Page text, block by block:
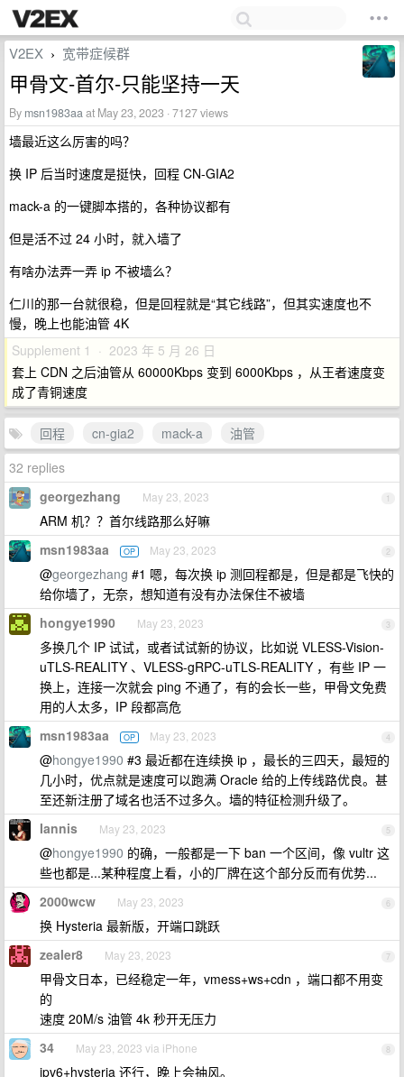
V2EX › 宽带症候群
甲骨文-首尔-只能坚持一天
By msn1983aaat May 23, 2023 · 7127 views
墙最近这么厉害的吗？
换 IP 后当时速度是挺快，回程 CN-GIA2
mack-a 的一键脚本搭的，各种协议都有
但是活不过 24 小时，就入墙了
有啥办法弄一弄 ip 不被墙么？
仁川的那一台就很稳，但是回程就是“其它线路”，但其实速度也不
慢，晚上也能油管 4K
Supplement 1 · 2023 年 5 月 26 日
套上 CDN 之后油管从 60000Kbps 变到 6000Kbps ，从王者速度变
成了青铜速度
回程 cn-gia2 mack-a
油管
32 replies
1
georgezhang May 23, 2023
ARM 机？？首尔线路那么好嘛
2
msn1983aa OP May 23, 2023
@georgezhang #1 嗯，每次换 ip 测回程都是，但是都是飞快的
给你墙了，无奈，想知道有没有办法保住不被墙
3
hongye1990 May 23, 2023
多换几个 IP 试试，或者试试新的协议，比如说 VLESS-Vision-
uTLS-REALITY 、VLESS-gRPC-uTLS-REALITY ，有些 IP 一
换上，连接一次就会 ping 不通了，有的会长一些，甲骨文免费
用的人太多，IP 段都高危
4
msn1983aa OP May 23, 2023
@hongye1990 #3 最近都在连续换 ip ，最长的三四天，最短的
几小时，优点就是速度可以跑满 Oracle 给的上传线路优良。甚
至还新注册了域名也活不过多久。墙的特征检测升级了。
5
Iannis May 23, 2023
@hongye1990 的确，一般都是一下 ban 一个区间，像 vultr 这
些也都是...某种程度上看，小的厂牌在这个部分反而有优势...
6
2000wcw May 23, 2023
换 Hysteria 最新版，开端口跳跃
7
zealer8 May 23, 2023
甲骨文日本，已经稳定一年，vmess+ws+cdn ，端口都不用变
的
速度 20M/s 油管 4k 秒开无压力
8
34 May 23, 2023 via iPhone
ipv6+hysteria 还行，晚上会抽风。